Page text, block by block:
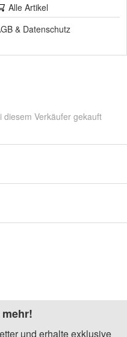
Alle Artikel
& Datenschutz
diesem Verkäufer gekauft
und erhalte exklusive